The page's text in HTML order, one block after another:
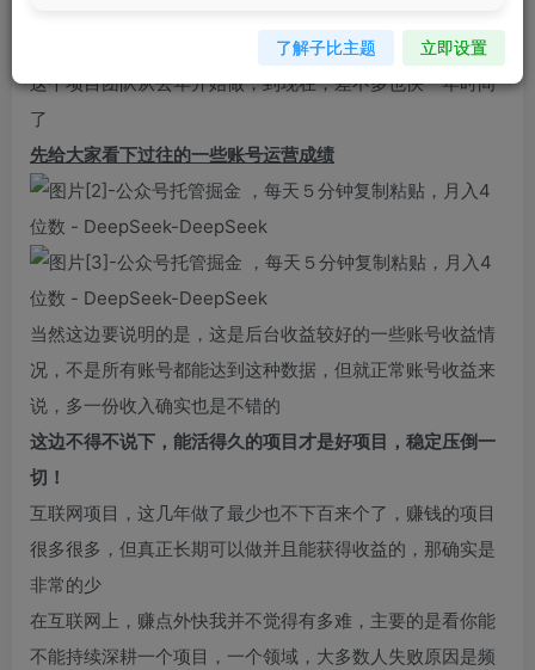
这个项目团队从去年开始做，到现在，差不多也快一年时间
了
先给大家看下过往的一些账号运营成绩
当然这边要说明的是，这是后台收益较好的一些账号收益情
况，不是所有账号都能达到这种数据，但就正常账号收益来
说，多一份收入确实也是不错的
这边不得不说下，能活得久的项目才是好项目，稳定压倒一
切！
互联网项目，这几年做了最少也不下百来个了，赚钱的项目
很多很多，但真正长期可以做并且能获得收益的，那确实是
非常的少
在互联网上，赚点外快我并不觉得有多难，主要的是看你能
不能持续深耕一个项目，一个领域，大多数人失败原因是频
了解子比主题 立即设置